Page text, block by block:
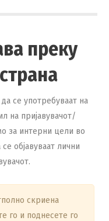
преку
се употребуваат на
на пријавувачот/
за интерни цели во
објавуваат лични
скриена
го и поднесете го